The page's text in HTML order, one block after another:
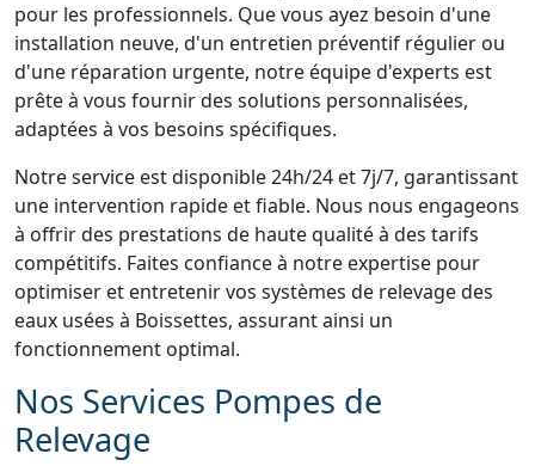
pour les professionnels. Que vous ayez besoin d'une
installation neuve, d'un entretien préventif régulier ou
d'une réparation urgente, notre équipe d'experts est
prête à vous fournir des solutions personnalisées,
adaptées à vos besoins spécifiques.
Notre service est disponible 24h/24 et 7j/7, garantissant
une intervention rapide et fiable. Nous nous engageons
à offrir des prestations de haute qualité à des tarifs
compétitifs. Faites confiance à notre expertise pour
optimiser et entretenir vos systèmes de relevage des
eaux usées à Boissettes, assurant ainsi un
fonctionnement optimal.
Nos Services Pompes de
Relevage